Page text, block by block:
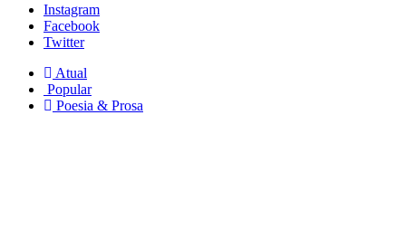
Instagram
Facebook
Twitter
Atual
Popular
Poesia & Prosa